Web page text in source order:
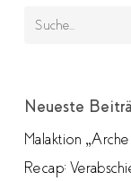
Neueste
Malaktion
Recap: